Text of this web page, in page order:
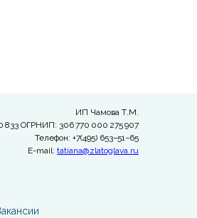
ИП Чамова Т.М.
833 ОГРНИП: 306 770 000 275 907
Телефон: +7(495) 653−51−65
E-mail: tatiana@zlatoglava.ru